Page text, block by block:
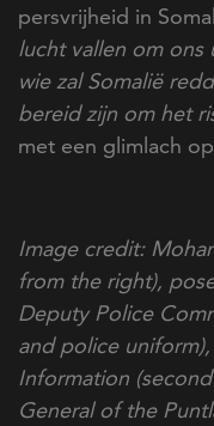
persvrijheid in
lucht vallen om ons
wie zal Somalië
bereid zijn om het
met een glimlach
Image credit:
from the right),
Deputy Police
and police
Information
General of the